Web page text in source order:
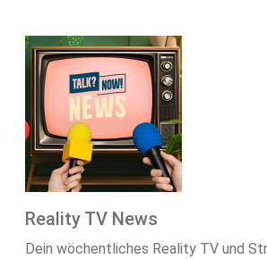
Reality TV News
Dein wöchentliches Reality TV und